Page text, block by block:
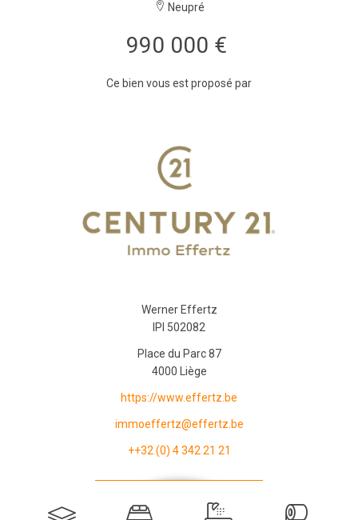
Neupré
990 000 €
Ce bien vous est proposé par
Werner Effertz
IPI 502082
Place du Parc 87
4000 Liège
https://www.effertz.be
immoeffertz@effertz.be
++32 (0) 4 342 21 21